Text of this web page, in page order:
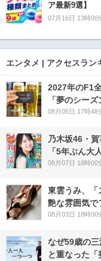
ア最新9選】
07月16日 13時00
エンタメ | アクセスラン
2027年のF1
「夢のシー
08月05日 17時48
乃木坂46・
「5年ぶん大
08月07日 18時00
東雲うみ、「
艶な雰囲気で
08月03日 18時00
なぜ59歳の
と重なった「